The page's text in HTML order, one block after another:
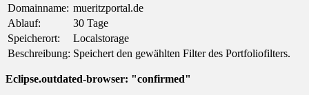
Domainname: mueritzportal.de
Ablauf:
30 Tage
Speicherort:
Localstorage
Beschreibung: Speichert den gewählten Filter des Portfoliofilters.
Eclipse.outdated-browser: "confirmed"